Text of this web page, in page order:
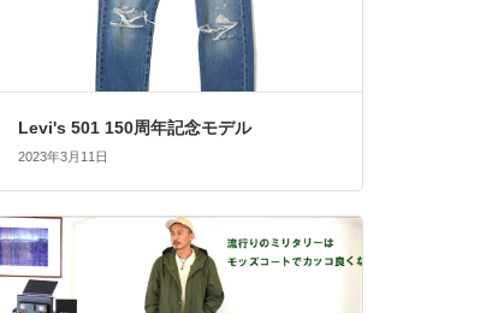
Levi's 501 150周年記念モデル
2023年3月11日